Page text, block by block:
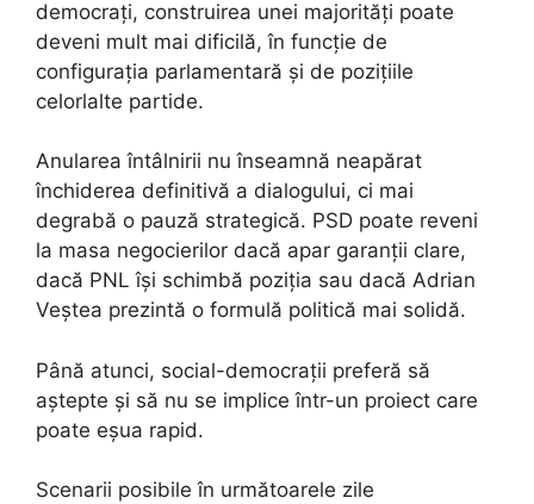
democrați, construirea unei majorități poate
deveni mult mai dificilă, în funcție de
configurația parlamentară și de pozițiile
celorlalte partide.
Anularea întâlnirii nu înseamnă neapărat
închiderea definitivă a dialogului, ci mai
degrabă o pauză strategică. PSD poate reveni
la masa negocierilor dacă apar garanții clare,
dacă PNL își schimbă poziția sau dacă Adrian
Veștea prezintă o formulă politică mai solidă.
Până atunci, social-democrații preferă să
aștepte și să nu se implice într-un proiect care
poate eșua rapid.
Scenarii posibile în următoarele zile